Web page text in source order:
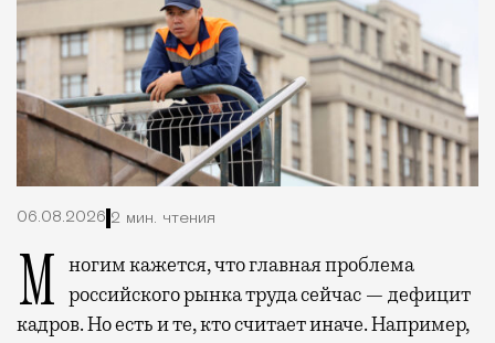
06.08.2026 2 мин. чтения
Многим кажется, что главная проблема российского рынка труда сейчас — дефицит
кадров. Но есть и те, кто считает иначе. Например,